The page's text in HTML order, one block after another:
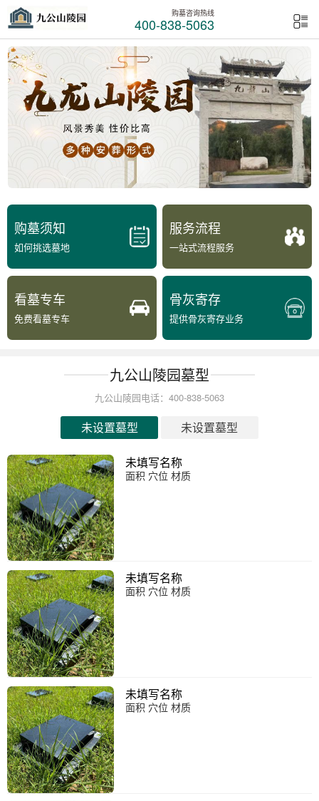
购墓咨询热线
400-838-5063
购墓须知
如何挑选墓地
服务流程
一站式流程服务
看墓专车
免费看墓专车
骨灰寄存
提供骨灰寄存业务
九公山陵园墓型
九公山陵园电话：400-838-5063
未设置墓型 未设置墓型
未填写名称
面积 穴位 材质
未填写名称
面积 穴位 材质
未填写名称
面积 穴位 材质